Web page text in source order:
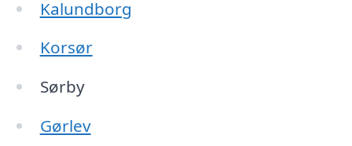
Kalundborg
Korsør
Sørby
Gørlev